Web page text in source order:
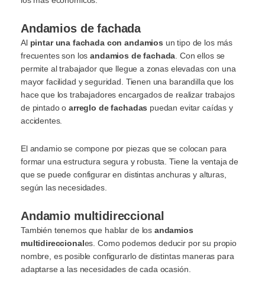
Andamios de fachada
Al pintar una fachada con andamios un tipo de los más
frecuentes son losandamios de fachada. Con ellos se
permite al trabajador que llegue a zonas elevadas con una
mayor facilidad y seguridad. Tienen una barandilla que los
hace que los trabajadores encargados de realizar trabajos
de pintado oarreglo de fachadas puedan evitar caídas y
accidentes.
El andamio se compone por piezas que se colocan para
formar una estructura segura y robusta. Tiene la ventaja de
que se puede configurar en distintas anchuras y alturas,
según las necesidades.
Andamio multidireccional
También tenemos que hablar de los andamios
multidireccionales. Como podemos deducir por su propio
nombre, es posible configurarlo de distintas maneras para
adaptarse a las necesidades de cada ocasión.